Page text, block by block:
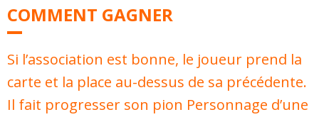
COMMENT GAGNER
Si l’association est bonne, le joueur prend la
carte et la place au-dessus de sa précédente.
Il fait progresser son pion Personnage d’une